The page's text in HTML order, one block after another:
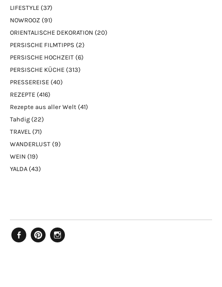
LIFESTYLE (37)
NOWROOZ (91)
ORIENTALISCHE DEKORATION (20)
PERSISCHE FILMTIPPS (2)
PERSISCHE HOCHZEIT (6)
PERSISCHE KÜCHE (313)
PRESSEREISE (40)
REZEPTE (416)
Rezepte aus aller Welt (41)
Tahdig (22)
TRAVEL (71)
WANDERLUST (9)
WEIN (19)
YALDA (43)